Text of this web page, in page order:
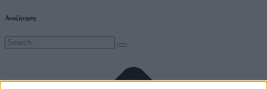
Αναζήτηση